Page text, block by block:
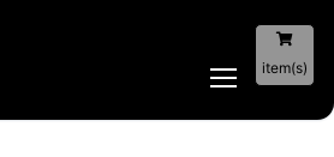
item(s)